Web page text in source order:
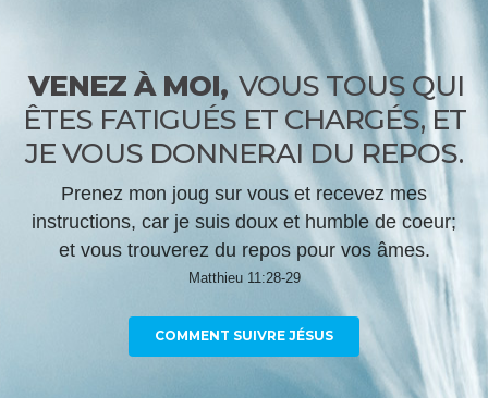
VENEZ À MOI, VOUS TOUS QUI
ÊTES FATIGUÉS ET CHARGÉS, ET
JE VOUS DONNERAI DU REPOS.
Prenez mon joug sur vous et recevez mes
instructions, car je suis doux et humble de coeur;
et vous trouverez du repos pour vos âmes.
Matthieu 11:28-29
COMMENT SUIVRE JÉSUS